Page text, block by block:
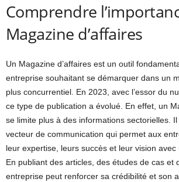
Comprendre
Magazine d’affaires
Un Magazine d’affaires est un outil
entreprise souhaitant se démarquer dans un
plus concurrentiel. En 2023, avec l’essor du
ce type de publication a évolué. En effet, un
se limite plus à des informations sectorielles.
vecteur de communication qui permet aux
leur expertise, leurs succès et leur vision avec
En publiant des articles, des études de cas et
entreprise peut renforcer sa crédibilité et son